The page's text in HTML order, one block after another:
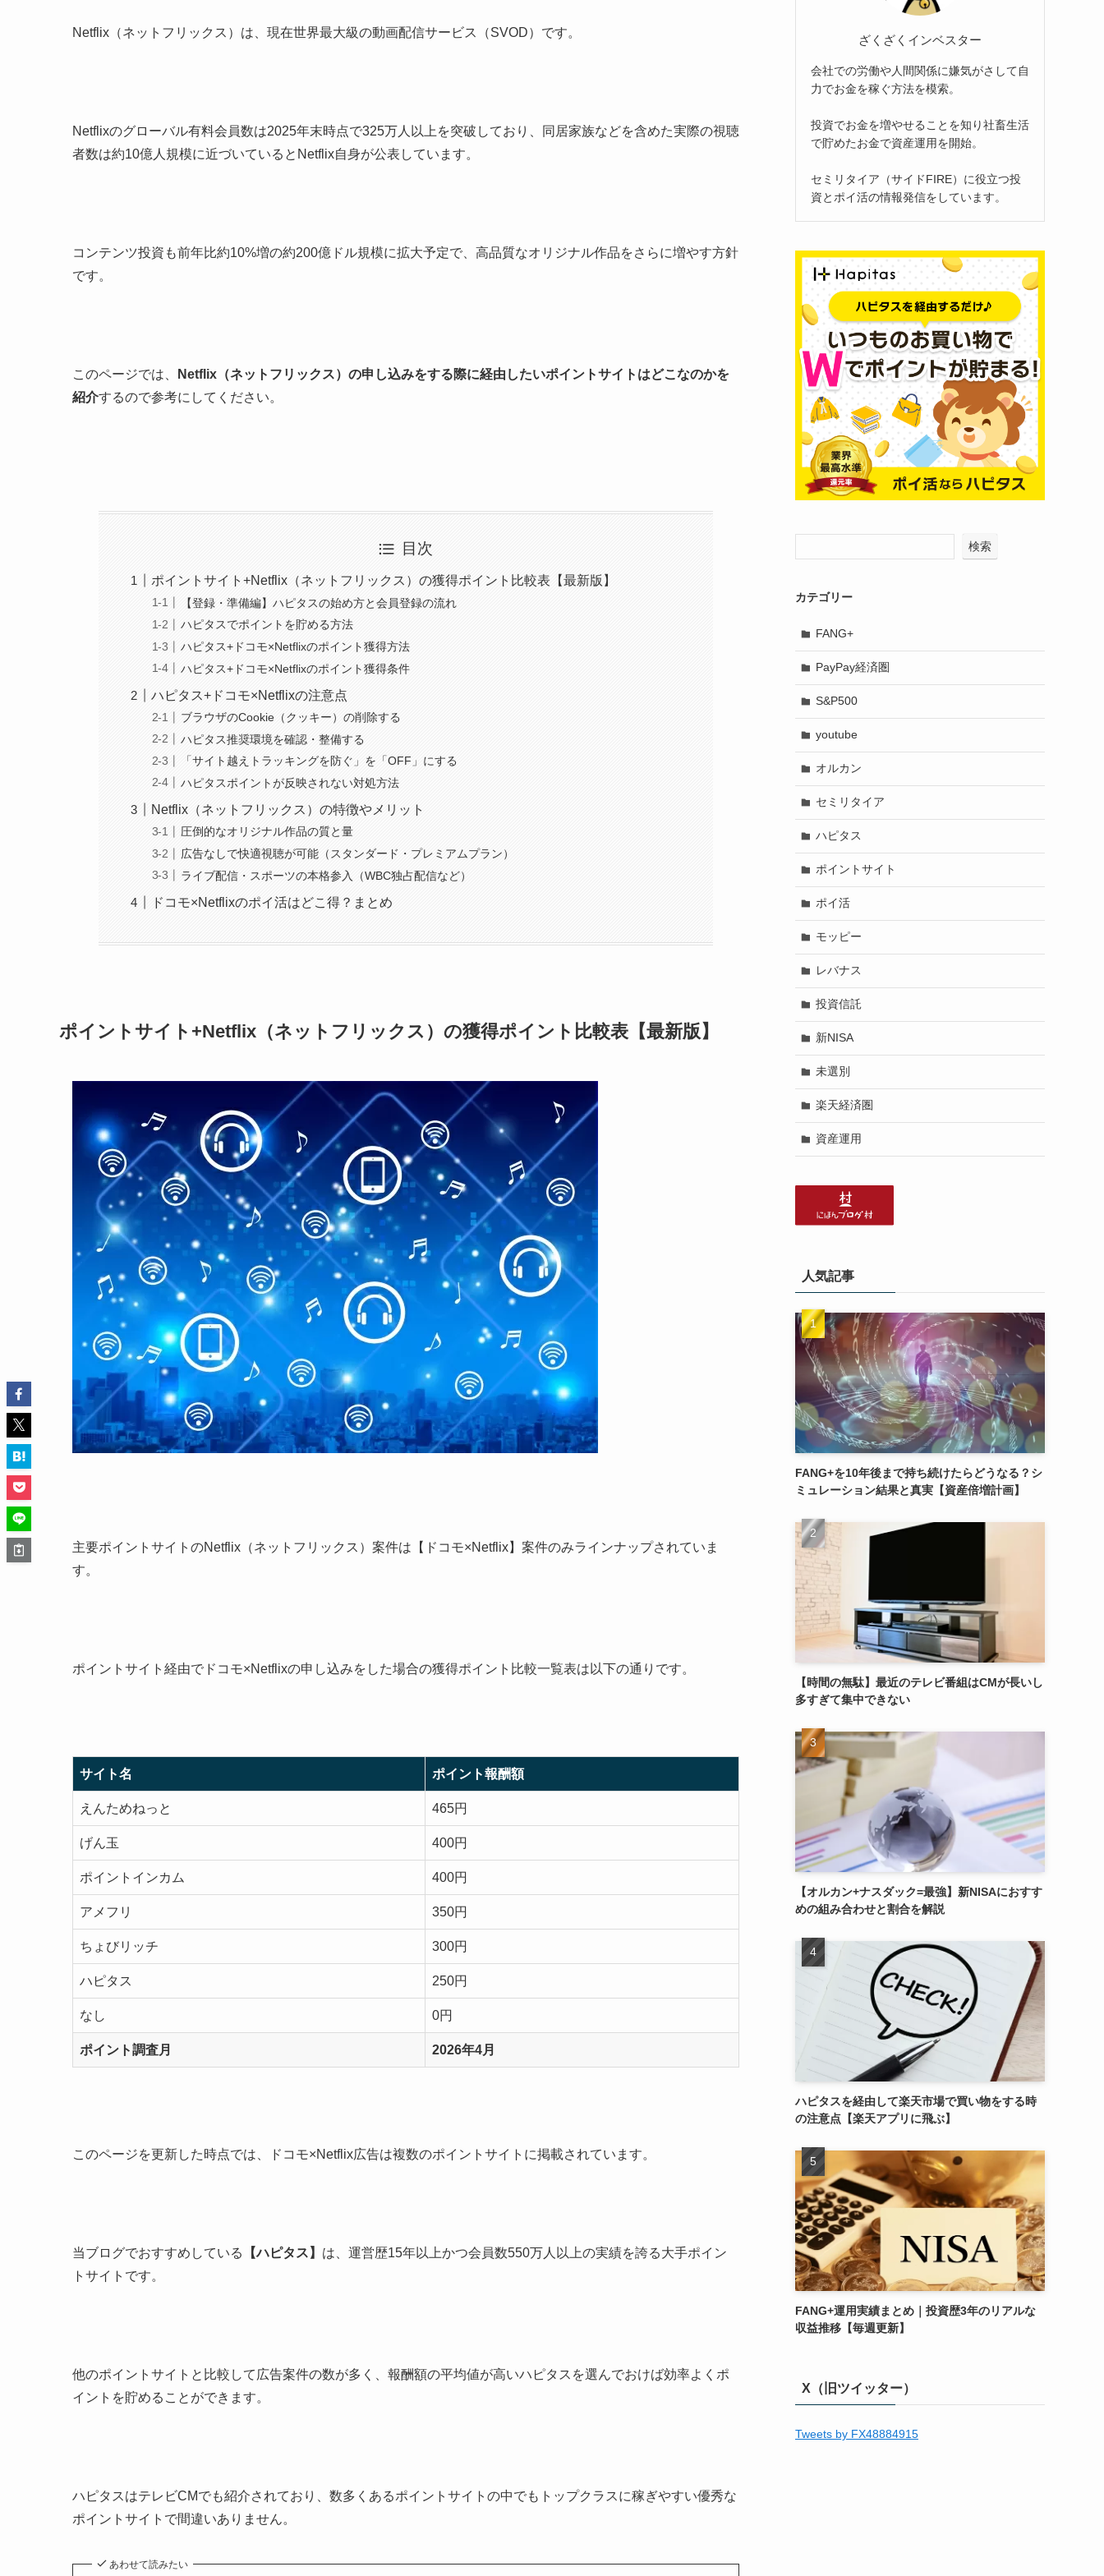
Netflix（ネットフリックス）は、現在世界最大級の動画配信サービス（SVOD）です。
Netflixのグローバル有料会員数は2025年末時点で325万人以上を突破しており、同居家族などを含めた実際の視聴
者数は約10億人規模に近づいているとNetflix自身が公表しています。
コンテンツ投資も前年比約10%増の約200億ドル規模に拡大予定で、高品質なオリジナル作品をさらに増やす方針
です。
このページでは、 Netflix（ネットフリックス）の申し込みをする際に経由したいポイントサイトはどこなのかを
紹介するので参考にしてください。
目次
ポイントサイト+Netflix（ネットフリックス）の獲得ポイント比較表【最新版】
【登録・準備編】ハピタスの始め方と会員登録の流れ
ハピタスでポイントを貯める方法
ハピタス+ドコモ×Netflixのポイント獲得方法
ハピタス+ドコモ×Netflixのポイント獲得条件
ハピタス+ドコモ×Netflixの注意点
ブラウザのCookie（クッキー）の削除する
ハピタス推奨環境を確認・整備する
「サイト越えトラッキングを防ぐ」を「OFF」にする
ハピタスポイントが反映されない対処方法
Netflix（ネットフリックス）の特徴やメリット
圧倒的なオリジナル作品の質と量
広告なしで快適視聴が可能（スタンダード・プレミアムプラン）
ライブ配信・スポーツの本格参入（WBC独占配信など）
ドコモ×Netflixのポイ活はどこ得？まとめ
ポイントサイト+Netflix（ネットフリックス）の獲得ポイント比較表【最新版】
主要ポイントサイトのNetflix（ネットフリックス）案件は【ドコモ×Netflix】案件のみラインナップされていま
す。
ポイントサイト経由でドコモ×Netflixの申し込みをした場合の獲得ポイント比較一覧表は以下の通りです。
サイト名 ポイント報酬額
えんためねっと 465円
げん玉 400円
ポイントインカム 400円
アメフリ 350円
ちょびリッチ 300円
ハピタス 250円
なし 0円
ポイント調査月 2026年4月
このページを更新した時点では、ドコモ×Netflix広告は複数のポイントサイトに掲載されています。
当ブログでおすすめしている 【ハピタス】 は、運営歴15年以上かつ会員数550万人以上の実績を誇る大手ポイン
トサイトです。
他のポイントサイトと比較して広告案件の数が多く、報酬額の平均値が高いハピタスを選んでおけば効率よくポ
イントを貯めることができます。
ハピタスはテレビCMでも紹介されており、数多くあるポイントサイトの中でもトップクラスに稼ぎやすい優秀な
ポイントサイトで間違いありません。
あわせて読みたい
ざくざくインベスター
会社での労働や人間関係に嫌気がさして自
力でお金を稼ぐ方法を模索。
投資でお金を増やせることを知り社畜生活
で貯めたお金で資産運用を開始。
セミリタイア（サイドFIRE）に役立つ投
資とポイ活の情報発信をしています。
検索
カテゴリー
FANG+
PayPay経済圏
S&P500
youtube
オルカン
セミリタイア
ハピタス
ポイントサイト
ポイ活
モッピー
レバナス
投資信託
新NISA
未選別
楽天経済圏
資産運用
人気記事
FANG+を10年後まで持ち続けたらどうなる？シ
ミュレーション結果と真実【資産倍増計画】
【時間の無駄】最近のテレビ番組はCMが長いし
多すぎて集中できない
【オルカン+ナスダック=最強】新NISAにおすす
めの組み合わせと割合を解説
ハピタスを経由して楽天市場で買い物をする時
の注意点【楽天アプリに飛ぶ】
FANG+運用実績まとめ｜投資歴3年のリアルな
収益推移【毎週更新】
X（旧ツイッター）
Tweets by FX48884915